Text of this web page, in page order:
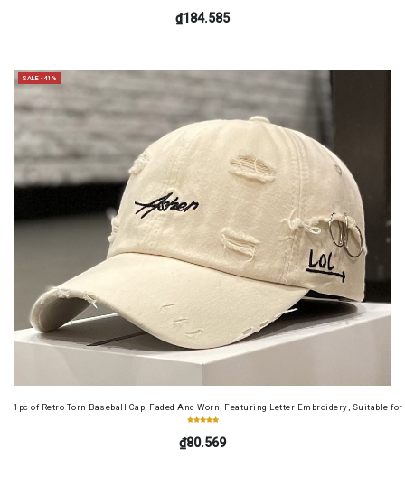
₫184.585
SALE -41%
1pc of Retro Torn Baseball Cap, Faded And Worn, Featuring Letter Embroidery, Suitable
₫80.569